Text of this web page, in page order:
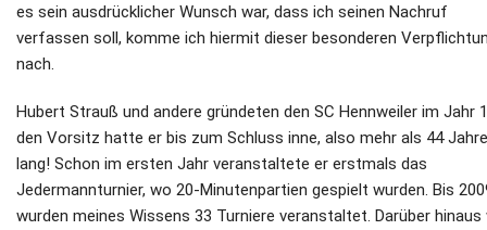
es sein ausdrücklicher Wunsch war, dass ich seinen Nachruf
verfassen soll, komme ich hiermit dieser besonderen
nach.
Hubert Strauß und andere gründeten den SC Hennweiler im Jahr
den Vorsitz hatte er bis zum Schluss inne, also mehr als 44 Jahre
lang! Schon im ersten Jahr veranstaltete er erstmals das
Jedermannturnier, wo 20-Minutenpartien gespielt wurden. Bis
wurden meines Wissens 33 Turniere veranstaltet. Darüber hinaus